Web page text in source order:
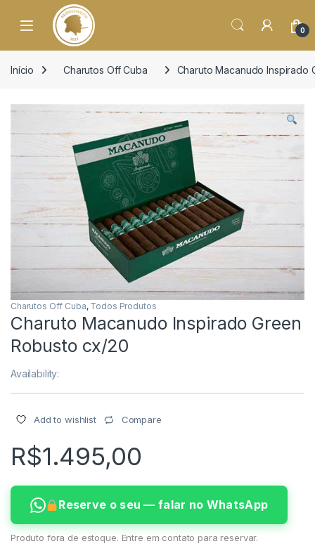
Open 0
Início Charutos Off Cuba Charuto Macanudo Inspirado
Charutos Off Cuba, Todos Produtos
Charuto Macanudo Inspirado Green
Robusto cx/20
Availability:
Add to wishlist Compare
R$1.495,00
Reserve o seu — falar no WhatsApp
Produto fora de estoque. Entre em contato para reservar.